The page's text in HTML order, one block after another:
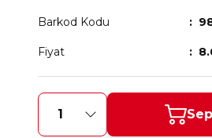
Barkod Kodu
Fiyat